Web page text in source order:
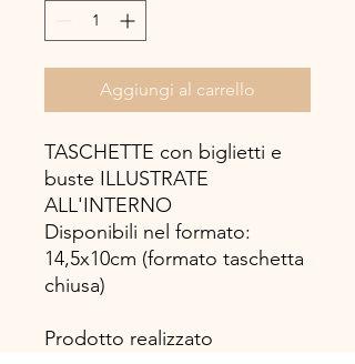
Aggiungi al carrello
TASCHETTE con biglietti e
buste ILLUSTRATE
ALL'INTERNO
Disponibili nel formato:
14,5x10cm (formato taschetta
chiusa)
Prodotto realizzato